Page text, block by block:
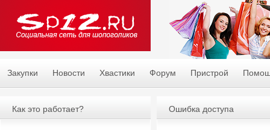
Закупки Новости Хвастики Форум Пристрой
Ошибка доступа
Как это работает?